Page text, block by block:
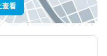
查看